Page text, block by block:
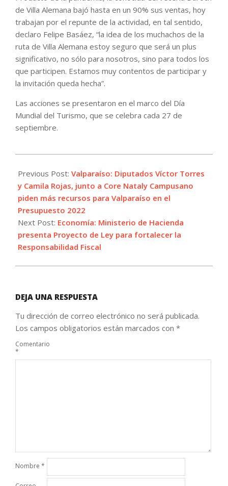
de Villa Alemana bajó hasta en un 90% sus ventas, hoy
trabajan por el repunte de la actividad, en tal sentido,
declaro Felipe Basáez, “la idea de los muchachos de la
ruta de Villa Alemana estoy seguro que será un plus
significativo, no sólo para nosotros, sino para todos los
que participen. Estamos muy contentos de participar y
la invitación queda hecha”.
Las acciones se presentaron en el marco del Día
Mundial del Turismo, que se celebra cada 27 de
septiembre.
09-
28
Previous Post: Valparaíso: Diputados Víctor Torres
y Camila Rojas, junto a Core Nataly Campusano
piden más recursos para Valparaíso en el
Presupuesto 2022
Next Post: Economía: Ministerio de Hacienda
presenta Proyecto de Ley para fortalecer la
Responsabilidad Fiscal
DEJA UNA RESPUESTA
Tu dirección de correo electrónico no será publicada.
Los campos obligatorios están marcados con *
Comentario
*
Nombre *